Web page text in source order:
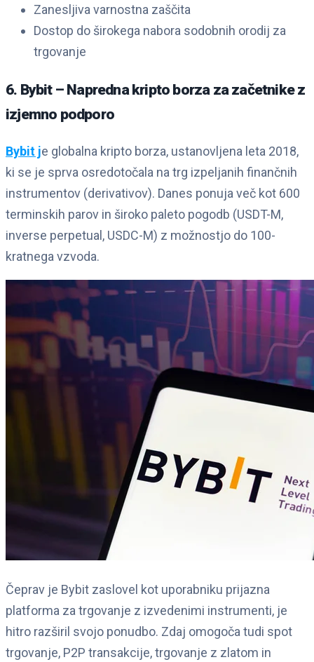
Zanesljiva varnostna zaščita
Dostop do širokega nabora sodobnih orodij za
trgovanje
6. Bybit – Napredna kripto borza za začetnike z
izjemno podporo
Bybit je globalna kripto borza, ustanovljena leta 2018,
ki se je sprva osredotočala na trg izpeljanih finančnih
instrumentov (derivativov). Danes ponuja več kot 600
terminskih parov in široko paleto pogodb (USDT-M,
inverse perpetual, USDC-M) z možnostjo do 100-
kratnega vzvoda.
Čeprav je Bybit zaslovel kot uporabniku prijazna
platforma za trgovanje z izvedenimi instrumenti, je
hitro razširil svojo ponudbo. Zdaj omogoča tudi spot
trgovanje, P2P transakcije, trgovanje z zlatom in